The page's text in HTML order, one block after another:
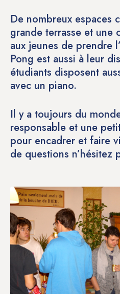
De nombreux espaces
grande terrasse et une
aux jeunes de prendre
Pong est aussi à leur
étudiants disposent
avec un piano.
Il y a toujours du
responsable et une
pour encadrer et faire
de questions n’hésitez